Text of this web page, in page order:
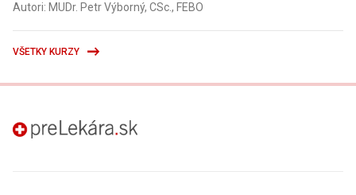
Autori: MUDr. Petr Výborný, CSc., FEBO
VŠETKY KURZY
preLekára.sk